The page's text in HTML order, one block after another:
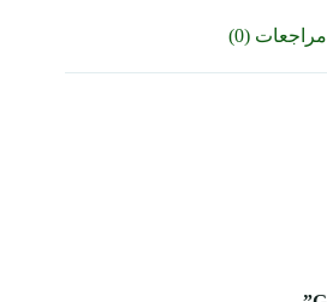
مراجعات (0)